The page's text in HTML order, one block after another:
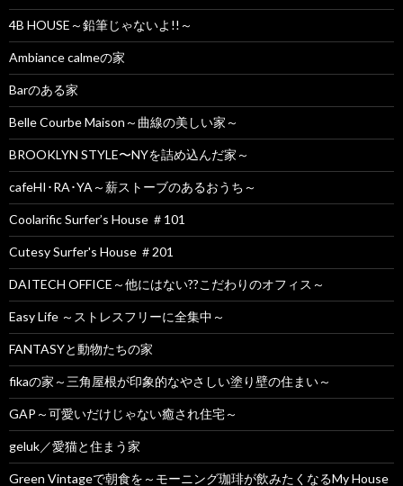
4B HOUSE～鉛筆じゃないよ!!～
Ambiance calmeの家
Barのある家
Belle Courbe Maison～曲線の美しい家～
BROOKLYN STYLE〜NYを詰め込んだ家～
cafeHI･RA･YA～薪ストーブのあるおうち～
Coolarific Surfer’s House ＃101
Cutesy Surfer's House ＃201
DAITECH OFFICE～他にはない??こだわりのオフィス～
Easy Life ～ストレスフリーに全集中～
FANTASYと動物たちの家
fikaの家～三角屋根が印象的なやさしい塗り壁の住まい～
GAP～可愛いだけじゃない癒され住宅～
geluk／愛猫と住まう家
Green Vintageで朝食を～モーニング珈琲が飲みたくなるMy House